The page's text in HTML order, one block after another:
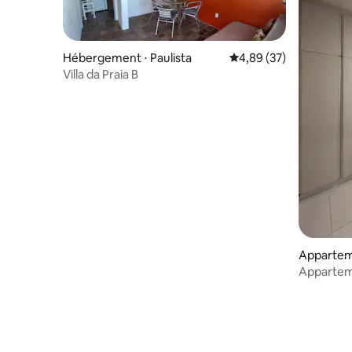
Hébergement ⋅ Paulista Évaluation moyenne
4,89 (37)
Villa da Praia B